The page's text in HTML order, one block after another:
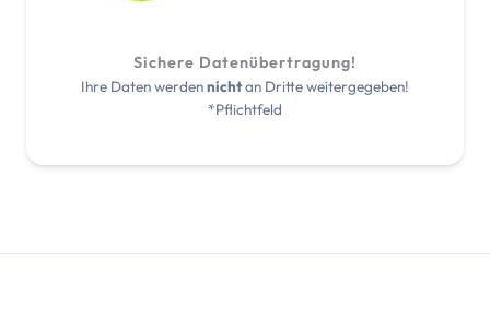
Sichere Datenübertragung!
Ihre Daten werdennichtan Dritte weitergegeben!
*Pflichtfeld